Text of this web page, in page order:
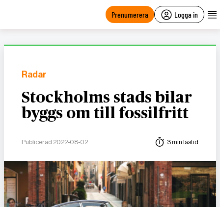
Prenumerera Logga in
Radar
Stockholms stads bilar
byggs om till fossilfritt
Publicerad 2022-08-02 3 min lästid